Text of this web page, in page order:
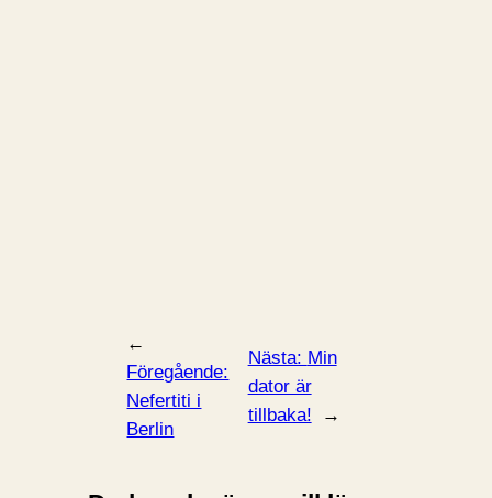
←
Föregående:
Nefertiti i
Berlin
Nästa: Min
dator är
tillbaka!
→